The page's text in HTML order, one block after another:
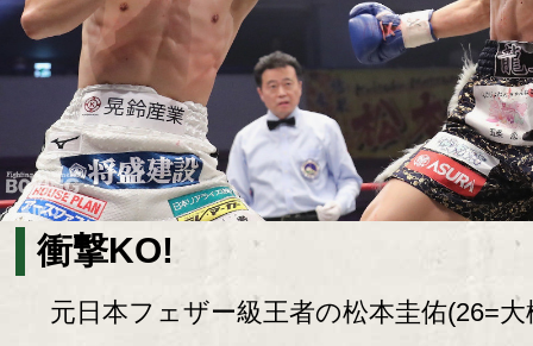
衝撃KO!
元日本フェザー級王者の松本圭佑(26=大